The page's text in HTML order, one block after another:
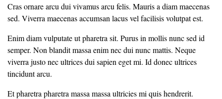
Cras ornare arcu dui vivamus arcu felis. Mauris a diam maecenas
sed. Viverra maecenas accumsan lacus vel facilisis volutpat est.
Enim diam vulputate ut pharetra sit. Purus in mollis nunc sed id
semper. Non blandit massa enim nec dui nunc mattis. Neque
viverra justo nec ultrices dui sapien eget mi. Id donec ultrices
tincidunt arcu.
Et pharetra pharetra massa massa ultricies mi quis hendrerit.